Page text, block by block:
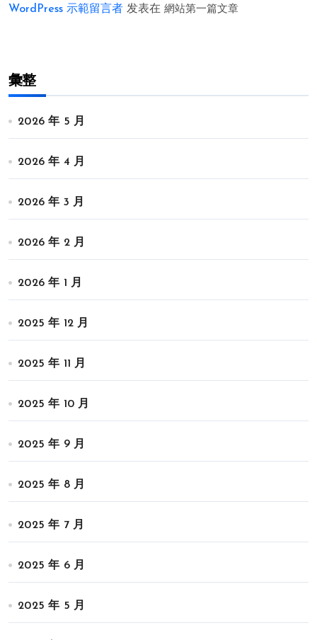
WordPress 示範留言者 发表在 網站第一篇文章
彙整
2026 年 5 月
2026 年 4 月
2026 年 3 月
2026 年 2 月
2026 年 1 月
2025 年 12 月
2025 年 11 月
2025 年 10 月
2025 年 9 月
2025 年 8 月
2025 年 7 月
2025 年 6 月
2025 年 5 月